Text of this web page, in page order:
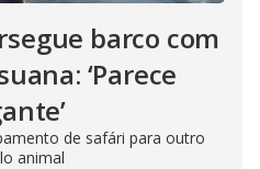
barco com
‘Parece
de safári para outro
animal